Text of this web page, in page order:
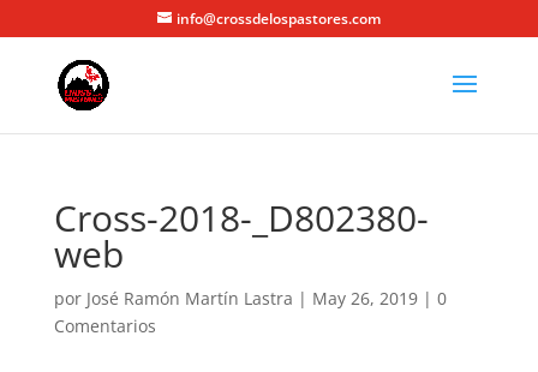
info@crossdelospastores.com
Cross-2018-_D802380-
web
por José Ramón Martín Lastra | May 26, 2019| 0
Comentarios